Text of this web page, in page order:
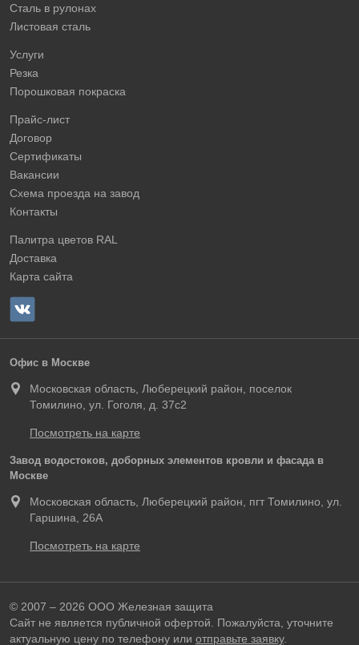
Сталь в рулонах
Листовая сталь
Услуги
Резка
Порошковая покраска
Прайс-лист
Договор
Сертификаты
Вакансии
Схема проезда на завод
Контакты
Палитра цветов RAL
Доставка
Карта сайта
Офис в Москве
Московская область, Люберецкий район, поселок
Томилино, ул. Гоголя, д. 37с2
Посмотреть на карте
Завод водостоков, доборных элементов кровли и фасада в
Москве
Московская область, Люберецкий район, пгт Томилино, ул.
Гаршина, 26А
Посмотреть на карте
© 2007 – 2026 ООО Железная защита
Сайт не является публичной офертой. Пожалуйста, уточните
актуальную цену по телефону или отправьте заявку.